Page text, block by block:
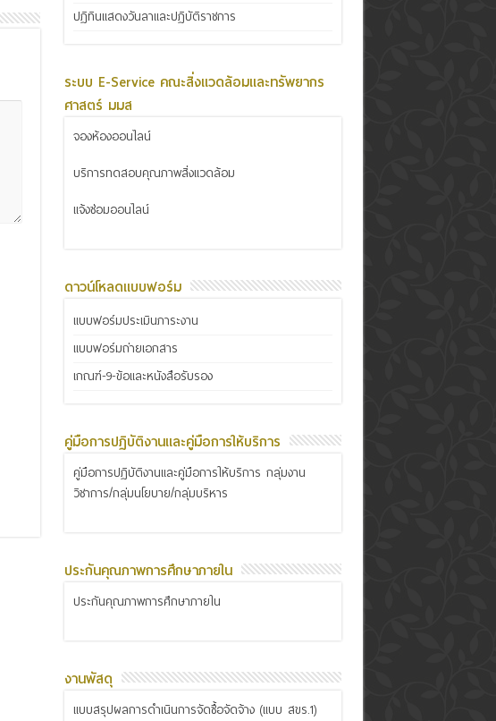
ปฏิทินแสดงวันลาและปฏิบัติราชการ
ระบบ E-Service คณะสิ่งแวดล้อมและทรัพยากร
ศาสตร์ มมส
จองห้องออนไลน์
บริการทดสอบคุณภาพสิ่งแวดล้อม
แจ้งซ่อมออนไลน์
ดาวน์โหลดแบบฟอร์ม
แบบฟอร์มประเมินภาระงาน
แบบฟอร์มถ่ายเอกสาร
เกณฑ์-9-ข้อและหนังสือรับรอง
คู่มือการปฏิบัติงานและคู่มือการให้บริการ
คู่มือการปฏิบัติงานและคู่มือการให้บริการ กลุ่มงาน
วิชาการ/กลุ่มนโยบาย/กลุ่มบริหาร
ประกันคุณภาพการศึกษาภายใน
ประกันคุณภาพการศึกษาภายใน
งานพัสดุ
แบบสรุปผลการดำเนินการจัดซื้อจัดจ้าง (แบบ สขร.1)